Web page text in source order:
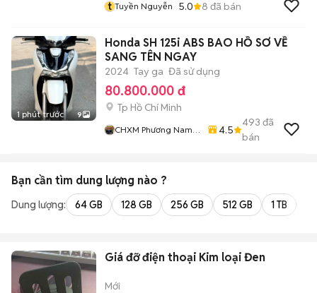
t Tuyền Nguyễn 5.0 8 đã bán
1 phút trước 9
Honda SH 125i ABS BAO HỒ SƠ VỀ
SANG TÊN NGAY
2024 Tay ga Đã sử dụng
80.800.000 đ
Tp Hồ Chí Minh
CHXM Phương Nam
4.5
493 đã
bán
Bạn cần tìm dung lượng nào ?
Dung lượng: 64 GB 128 GB 256 GB 512 GB 1 TB
Giá đỡ điện thoại Kim loại Đen
Mới